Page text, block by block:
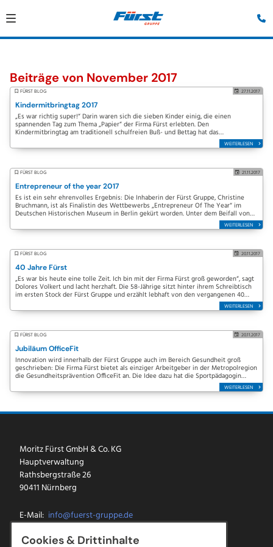
Beiträge von November 2017
FÜRST BLOG 27.11.2017
Kindermitbringtag 2017
„Es war richtig super!“ Darin waren sich die sieben Kinder einig, die einen
spannenden Tag zum Thema „Papier“ der Firma Fürst erlebten. Den
Kindermitbringtag am traditionell schulfreien Buß- und Bettag hat das
WEITERLESEN
FÜRST BLOG 21.11.2017
Entrepreneur of the year 2017
Es ist ein sehr ehrenvolles Ergebnis: Die Inhaberin der Fürst Gruppe, Christine
Bruchmann, ist als Finalistin des Wettbewerbs „Entrepreneur Of The Year“ im
Deutschen Historischen Museum in Berlin gekürt worden. Unter dem Beifall von
WEITERLESEN
FÜRST BLOG 20.11.2017
40 Jahre Fürst
„Es war bis heute eine tolle Zeit. Ich bin mit der Firma Fürst groß geworden“, sagt
Dolores Volkert und lacht herzhaft. Die 58-Jährige sitzt hinter ihrem Schreibtisch
im ersten Stock der Fürst Gruppe und erzählt lebhaft von den vergangenen 40
WEITERLESEN
FÜRST BLOG 20.11.2017
Jubiläum OfficeFit
Innovation wird innerhalb der Fürst Gruppe auch im Bereich Gesundheit groß
geschrieben: Die Firma Fürst bietet als einziger Arbeitgeber in der Metropolregion
die Gesundheitsprävention OfficeFit an. Die Idee dazu hat die Sportpädagogin
WEITERLESEN
Moritz Fürst GmbH & Co. KG
Hauptverwaltung
Rathsbergstraße 26
90411 Nürnberg
E-Mail: info@fuerst-gruppe.de
Fax: 0911 5213-100
Cookies & Drittinhalte